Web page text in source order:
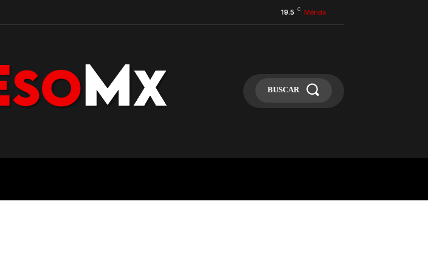
19.5 C Mérida
BUSCAR